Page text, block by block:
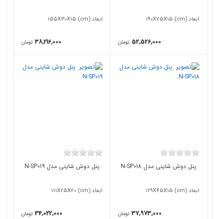
ابعاد (190X75X15 (cm
52,526,000 تومان
ابعاد (155X30X15 (cm
38,216,000 تومان
پنل دوش شاینی مدل N-SP018
ابعاد (129X45X15 (cm
37,973,000 تومان
پنل دوش شاینی مدل N-SP019
ابعاد (111X25X20 (cm
34,022,000 تومان